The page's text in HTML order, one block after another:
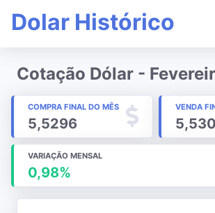
Dolar Histórico
Cotação Dólar -
COMPRA FINAL DO MÊS
5,5296
VENDA
VARIAÇÃO MENSAL
0,98%